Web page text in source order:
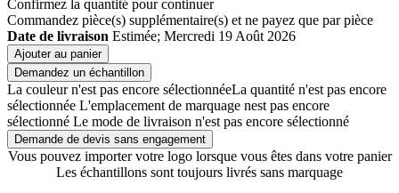
Confirmez la quantité pour continuer
Commandez pièce(s) supplémentaire(s) et ne payez que par pièce
Date de livraison Estimée; Mercredi 19 Août 2026
Ajouter au panier
Demandez un échantillon
La couleur n'est pas encore sélectionnéeLa quantité n'est pas encore
sélectionnée L'emplacement de marquage nest pas encore
sélectionné Le mode de livraison n'est pas encore sélectionné
Demande de devis sans engagement
Vous pouvez importer votre logo lorsque vous êtes dans votre panier
Les échantillons sont toujours livrés sans marquage